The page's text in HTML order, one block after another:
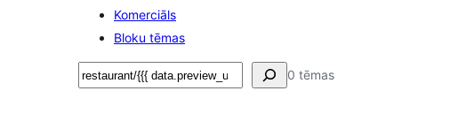
Komerciāls
Bloku tēmas
Meklēt 0 tēmas